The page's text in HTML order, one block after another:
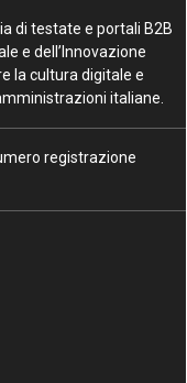
di testate e portali B2B
e dell’Innovazione
la cultura digitale e
italiane.
registrazione